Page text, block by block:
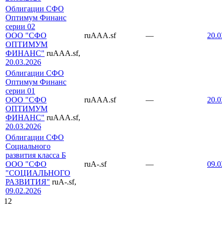
Облигации СФО
Оптимум Финанс
серии 02
ООО "СФО
ОПТИМУМ
ФИНАНС" ruAAA.sf,
20.03.2026
ruAAA.sf —
Облигации СФО
Оптимум Финанс
серии 01
ООО "СФО
ОПТИМУМ
ФИНАНС" ruAAA.sf,
20.03.2026
ruAAA.sf —
Облигации СФО
Социального
развития класса Б
ООО "СФО
"СОЦИАЛЬНОГО
РАЗВИТИЯ" ruA-.sf,
09.02.2026
ruA-.sf —
1 2